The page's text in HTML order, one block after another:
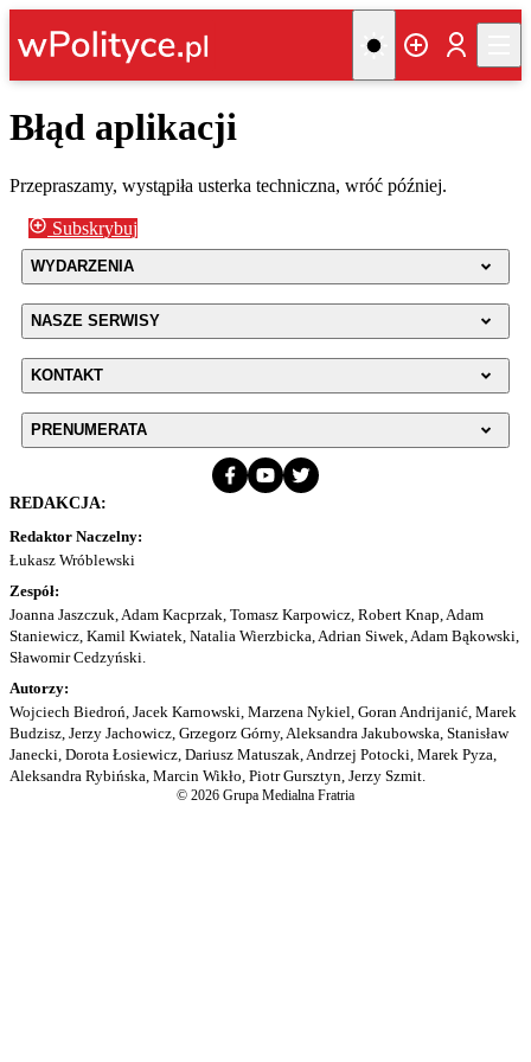
Błąd aplikacji
Przepraszamy, wystąpiła usterka techniczna, wróć później.
Subskrybuj
WYDARZENIA
NASZE SERWISY
KONTAKT
PRENUMERATA
REDAKCJA:
Redaktor Naczelny:
Łukasz Wróblewski
Zespół:
Joanna Jaszczuk, Adam Kacprzak, Tomasz Karpowicz, Robert Knap, Adam
Staniewicz, Kamil Kwiatek, Natalia Wierzbicka, Adrian Siwek, Adam Bąkowski,
Sławomir Cedzyński.
Autorzy:
Wojciech Biedroń, Jacek Karnowski, Marzena Nykiel, Goran Andrijanić, Marek
Budzisz, Jerzy Jachowicz, Grzegorz Górny, Aleksandra Jakubowska, Stanisław
Janecki, Dorota Łosiewicz, Dariusz Matuszak, Andrzej Potocki, Marek Pyza,
Aleksandra Rybińska, Marcin Wikło, Piotr Gursztyn, Jerzy Szmit.
© 2026 Grupa Medialna Fratria